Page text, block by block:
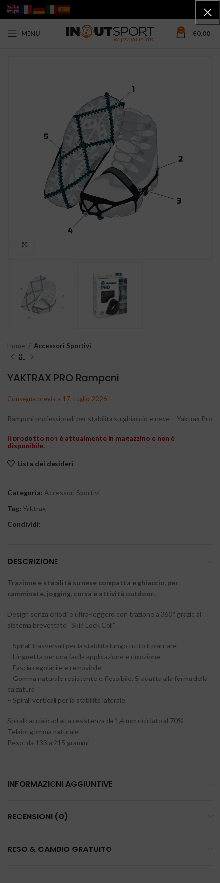
MENU 0 €0,00
Home Accessori Sportivi
YAKTRAX PRO Ramponi
Consegna prevista 17, Luglio 2026
Ramponi professionali per stabilità su ghiaccio e neve – Yaktrax Pro
Il prodotto non è attualmente in magazzino e non è
disponibile.
Lista dei desideri
Categoria: Accessori Sportivi
Tag: Yaktrax
Condividi:
DESCRIZIONE
Trazione e stabilità su neve compatta e ghiaccio, per
camminate, jogging, corsa e attività outdoor.
Design senza chiodi e ultra-leggero con trazione a 360° grazie al
sistema brevettato “Skid Lock Coil”.
– Spirali trasversali per la stabilità lungo tutto il plantare
– Linguetta per una facile applicazione e rimozione
– Fascia regolabile e removibile
– Gomma naturale resistente e flessibile. Si adatta alla forma della
calzatura
– Spirali verticali per la stabilità laterale
Spirali: acciaio ad alta resistenza da 1,4 mm riciclato al 70%
Telaio: gomma naturale
Peso: da 133 a 215 grammi
INFORMAZIONI AGGIUNTIVE
RECENSIONI (0)
RESO & CAMBIO GRATUITO